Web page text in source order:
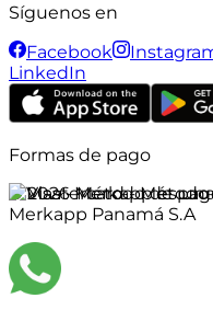
Síguenos en
Facebook
LinkedIn
Formas de pago
©2026Merkapp es
Merkapp Panamá S.A